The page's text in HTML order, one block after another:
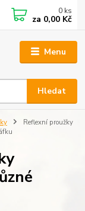
Menu
Hledat
0 ks
za 0,00 Kč
Reflexní proužky